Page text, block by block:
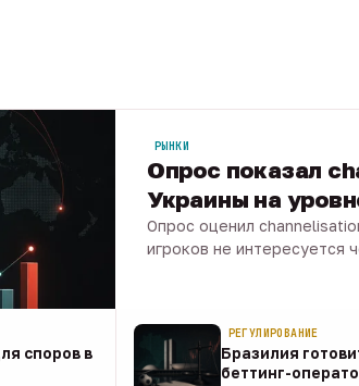
РЫНКИ
Опрос показал
Украины на
Опрос оценил
игроков не интересуется
споров в
РЕГУЛИРОВАНИЕ
Бразилия
беттинг-